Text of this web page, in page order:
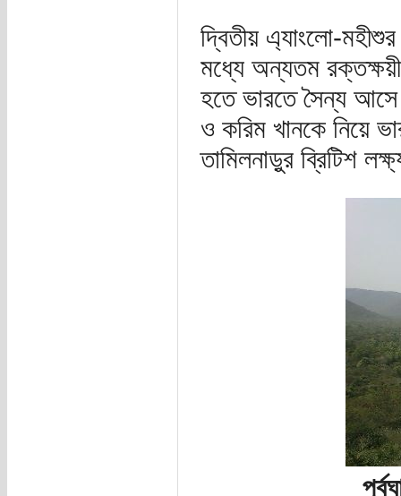
দ্বিতীয় এ্যাংলো-
মধ্যে অন্যতম
হতে ভারতে সৈন্য
ও করিম খানকে নিয়ে
তামিলনাড়ুর ব্রিটিশ